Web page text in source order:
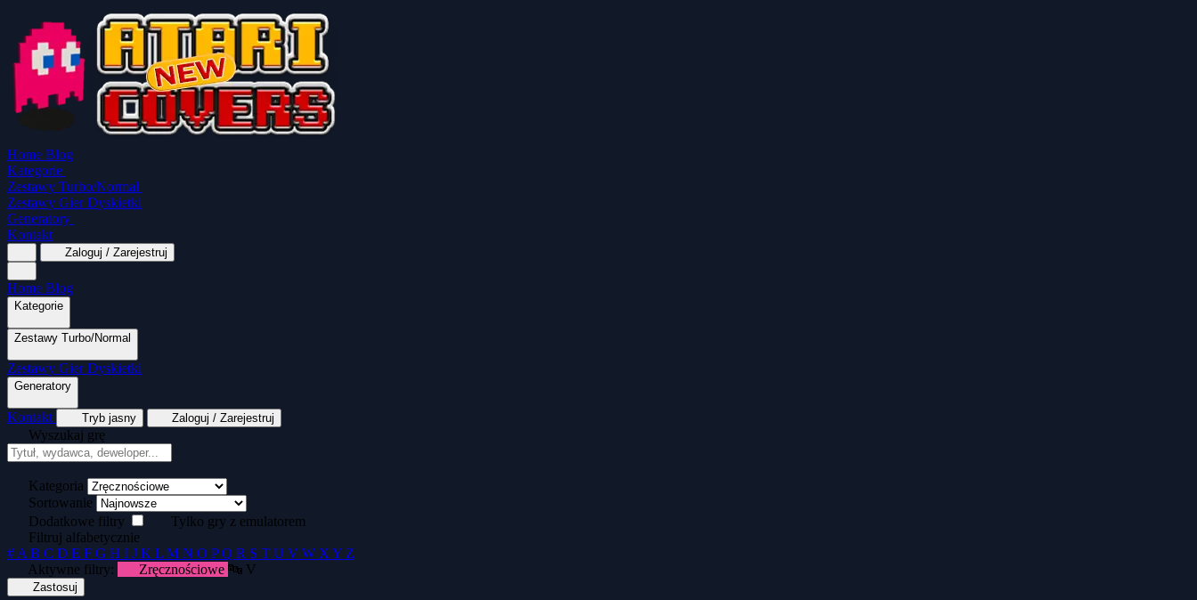
Home Blog
Kategorie
Zestawy Turbo/Normal
Zestawy Gier Dyskietki
Generatory
Kontakt
Zaloguj / Zarejestruj
Home Blog
Kategorie
Wszystkie kategorie
Tekstowe
Zestawy Turbo/Normal
MapaSoft Turbo ROM SparkTurbo 2000
Zestawy Gier Dyskietki
Generatory
Generator kopert dyskietek
Kontakt Tryb jasny Zaloguj / Zarejestruj
Wyszukaj grę
Kategoria
Sortowanie
Dodatkowe filtry
Tylko gry z emulatorem
Filtruj alfabetycznie
# A B C D E F G H I J K L M N O PQ R S T U V W X Y Z
Aktywne filtry:
Zręcznościowe 🔤 V
Zastosuj